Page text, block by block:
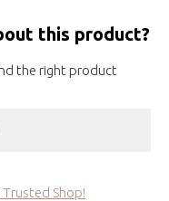
this product?
the right product
Shop!